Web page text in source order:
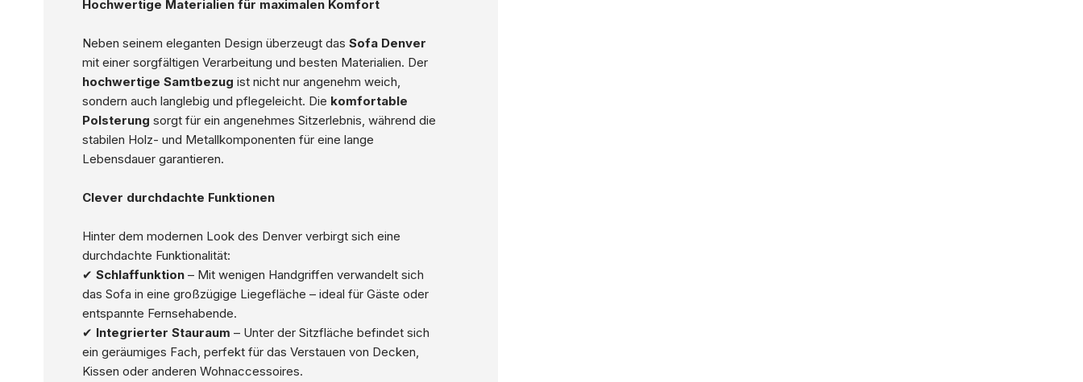
Hochwertige Materialien für maximalen Komfort
Neben seinem eleganten Design überzeugt das Sofa Denver
mit einer sorgfältigen Verarbeitung und besten Materialien. Der
hochwertige Samtbezug ist nicht nur angenehm weich,
sondern auch langlebig und pflegeleicht. Die komfortable
Polsterung sorgt für ein angenehmes Sitzerlebnis, während die
stabilen Holz- und Metallkomponenten für eine lange
Lebensdauer garantieren.
Clever durchdachte Funktionen
Hinter dem modernen Look des Denver verbirgt sich eine
durchdachte Funktionalität:
✔ Schlaffunktion– Mit wenigen Handgriffen verwandelt sich
das Sofa in eine großzügige Liegefläche – ideal für Gäste oder
entspannte Fernsehabende.
✔ Integrierter Stauraum – Unter der Sitzfläche befindet sich
ein geräumiges Fach, perfekt für das Verstauen von Decken,
Kissen oder anderen Wohnaccessoires.